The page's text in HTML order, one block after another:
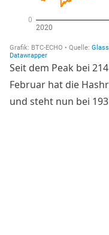
Seit dem Peak bei
Februar hat die
und steht nun bei